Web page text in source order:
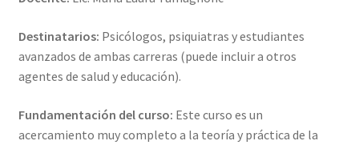
Destinatarios: Psicólogos, psiquiatras y estudiantes
avanzados de ambas carreras (puede incluir a otros
agentes de salud y educación).
Fundamentación del curso: Este curso es un
acercamiento muy completo a la teoría y práctica de la